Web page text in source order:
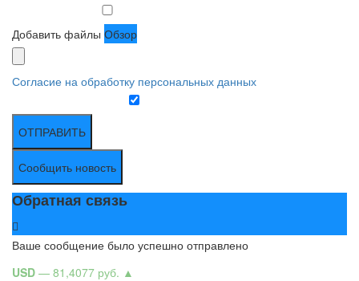
Добавить файлы Обзор
Согласие на обработку персональных данных
ОТПРАВИТЬ
Сообщить новость
Обратная связь
Ваше сообщение было успешно отправлено
USD — 81,4077 руб. ▲